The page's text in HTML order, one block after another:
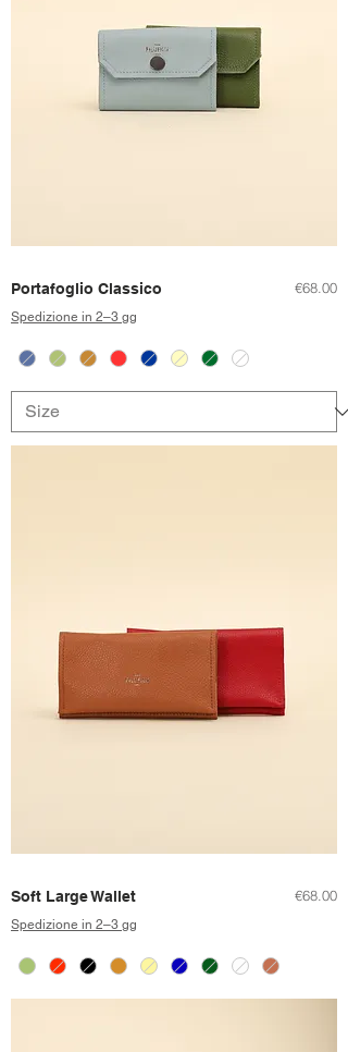
Portafoglio Classico Price
€68.00
Spedizione in 2–3 gg
Soft Large Wallet Price
€68.00
Spedizione in 2–3 gg